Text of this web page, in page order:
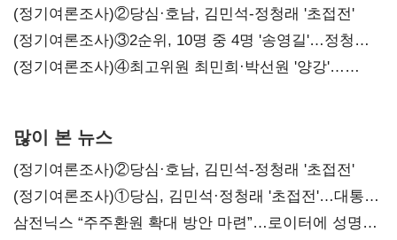
시사
(정기여론조사)②당심·호남, 김민석-정청래 '초접전'
(정기여론조사)③2순위, 10명 중 4명 '송영길'…정청래
'한 자릿수'
(정기여론조사)④최고위원 최민희·박선원 '양강'…
많이 본 뉴스
(정기여론조사)②당심·호남, 김민석-정청래 '초접전'
(정기여론조사)①당심, 김민석·정청래 '초접전'…대통령
지지도 '50% 아래로'(종합)
삼전닉스 “주주환원 확대 방안 마련”…로이터에 성명